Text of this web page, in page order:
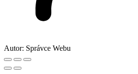
Autor: Správce Webu